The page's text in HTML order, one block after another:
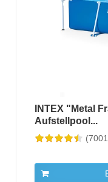
INTEX "Metal
Aufstellpool...